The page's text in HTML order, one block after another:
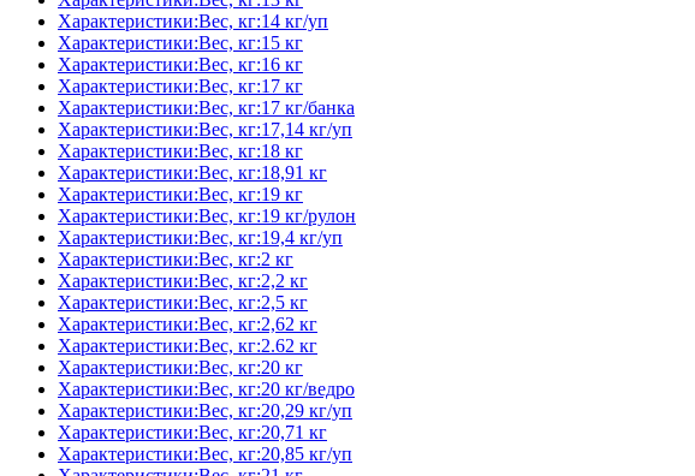
Характеристики:Вес, кг:14 кг/уп
Характеристики:Вес, кг:15 кг
Характеристики:Вес, кг:16 кг
Характеристики:Вес, кг:17 кг
Характеристики:Вес, кг:17 кг/банка
Характеристики:Вес, кг:17,14 кг/уп
Характеристики:Вес, кг:18 кг
Характеристики:Вес, кг:18,91 кг
Характеристики:Вес, кг:19 кг
Характеристики:Вес, кг:19 кг/рулон
Характеристики:Вес, кг:19,4 кг/уп
Характеристики:Вес, кг:2 кг
Характеристики:Вес, кг:2,2 кг
Характеристики:Вес, кг:2,5 кг
Характеристики:Вес, кг:2,62 кг
Характеристики:Вес, кг:2.62 кг
Характеристики:Вес, кг:20 кг
Характеристики:Вес, кг:20 кг/ведро
Характеристики:Вес, кг:20,29 кг/уп
Характеристики:Вес, кг:20,71 кг
Характеристики:Вес, кг:20,85 кг/уп